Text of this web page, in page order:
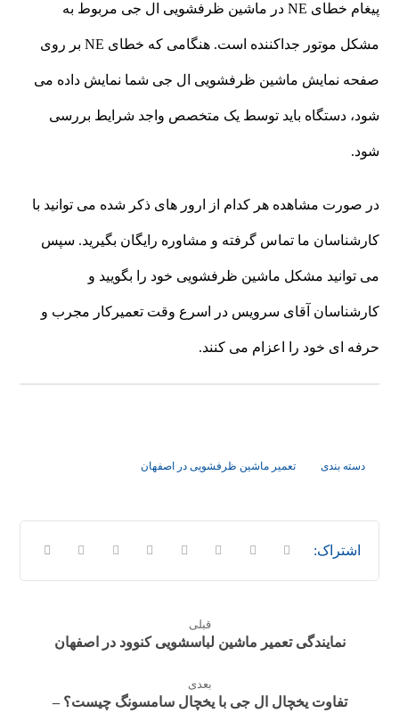
پیغام خطای NE در ماشین ظرفشویی ال جی مربوط به
مشکل موتور جداکننده است. هنگامی که خطای NE بر روی
صفحه نمایش ماشین ظرفشویی ال جی شما نمایش داده می
شود، دستگاه باید توسط یک متخصص واجد شرایط بررسی
شود.
در صورت مشاهده هر کدام از ارور های ذکر شده می توانید با
کارشناسان ما تماس گرفته و مشاوره رایگان بگیرید. سپس
می توانید مشکل ماشین ظرفشویی خود را بگویید و
کارشناسان آقای سرویس در اسرع وقت تعمیرکار مجرب و
حرفه ای خود را اعزام می کنند.
دسته بندی تعمیر ماشین ظرفشویی در اصفهان
قبلی
نمایندگی تعمیر ماشین لباسشویی کنوود در اصفهان
بعدی
تفاوت یخچال ال جی با یخچال سامسونگ چیست؟ –